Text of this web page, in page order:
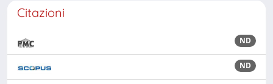
Citazioni
ND
ND